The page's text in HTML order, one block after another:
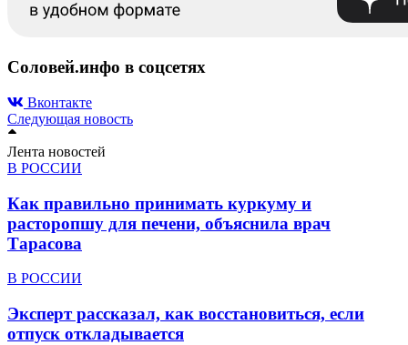
Соловей.инфо в соцсетях
Вконтакте
Следующая новость
Лента новостей
В РОССИИ
Как правильно принимать куркуму и
расторопшу для печени, объяснила врач
Тарасова
В РОССИИ
Эксперт рассказал, как восстановиться, если
отпуск откладывается